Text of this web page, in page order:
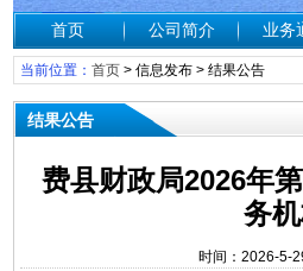
首页 公司简介 业务
当前位置： 首页> 信息发布> 结果公告
结果公告
费县财政局2026年
务
时间：2026-5-